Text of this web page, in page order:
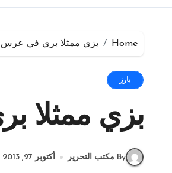
Home بزي ممثلا بري في عرس
بارز
بزي ممثلا
By مكتب التحرير أكتوبر 27, 2013